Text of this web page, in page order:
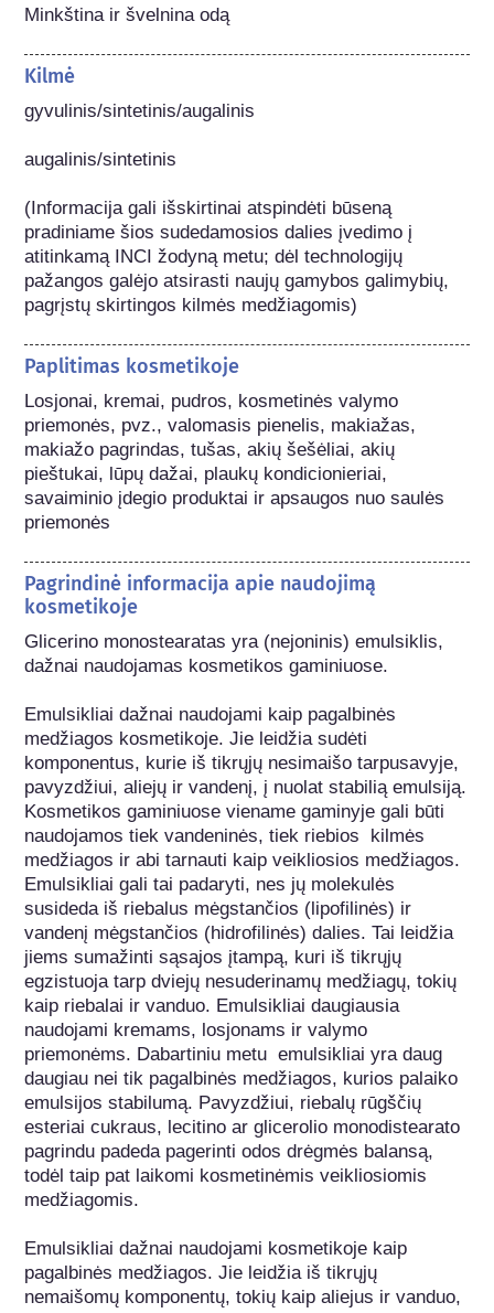
Minkština ir švelnina odą
Kilmė
gyvulinis/sintetinis/augalinis
augalinis/sintetinis
(Informacija gali išskirtinai atspindėti būseną
pradiniame šios sudedamosios dalies įvedimo į
atitinkamą INCI žodyną metu; dėl technologijų
pažangos galėjo atsirasti naujų gamybos galimybių,
pagrįstų skirtingos kilmės medžiagomis)
Paplitimas kosmetikoje
Losjonai, kremai, pudros, kosmetinės valymo
priemonės, pvz., valomasis pienelis, makiažas,
makiažo pagrindas, tušas, akių šešėliai, akių
pieštukai, lūpų dažai, plaukų kondicionieriai,
savaiminio įdegio produktai ir apsaugos nuo saulės
priemonės
Pagrindinė informacija apie naudojimą
kosmetikoje
Glicerino monostearatas yra (nejoninis) emulsiklis,
dažnai naudojamas kosmetikos gaminiuose.
Emulsikliai dažnai naudojami kaip pagalbinės
medžiagos kosmetikoje. Jie leidžia sudėti
komponentus, kurie iš tikrųjų nesimaišo tarpusavyje,
pavyzdžiui, aliejų ir vandenį, į nuolat stabilią emulsiją.
Kosmetikos gaminiuose viename gaminyje gali būti
naudojamos tiek vandeninės, tiek riebios  kilmės
medžiagos ir abi tarnauti kaip veikliosios medžiagos.
Emulsikliai gali tai padaryti, nes jų molekulės
susideda iš riebalus mėgstančios (lipofilinės) ir
vandenį mėgstančios (hidrofilinės) dalies. Tai leidžia
jiems sumažinti sąsajos įtampą, kuri iš tikrųjų
egzistuoja tarp dviejų nesuderinamų medžiagų, tokių
kaip riebalai ir vanduo. Emulsikliai daugiausia
naudojami kremams, losjonams ir valymo
priemonėms. Dabartiniu metu  emulsikliai yra daug
daugiau nei tik pagalbinės medžiagos, kurios palaiko
emulsijos stabilumą. Pavyzdžiui, riebalų rūgščių
esteriai cukraus, lecitino ar glicerolio monodistearato
pagrindu padeda pagerinti odos drėgmės balansą,
todėl taip pat laikomi kosmetinėmis veikliosiomis
medžiagomis.
Emulsikliai dažnai naudojami kosmetikoje kaip
pagalbinės medžiagos. Jie leidžia iš tikrųjų
nemaišomų komponentų, tokių kaip aliejus ir vanduo,